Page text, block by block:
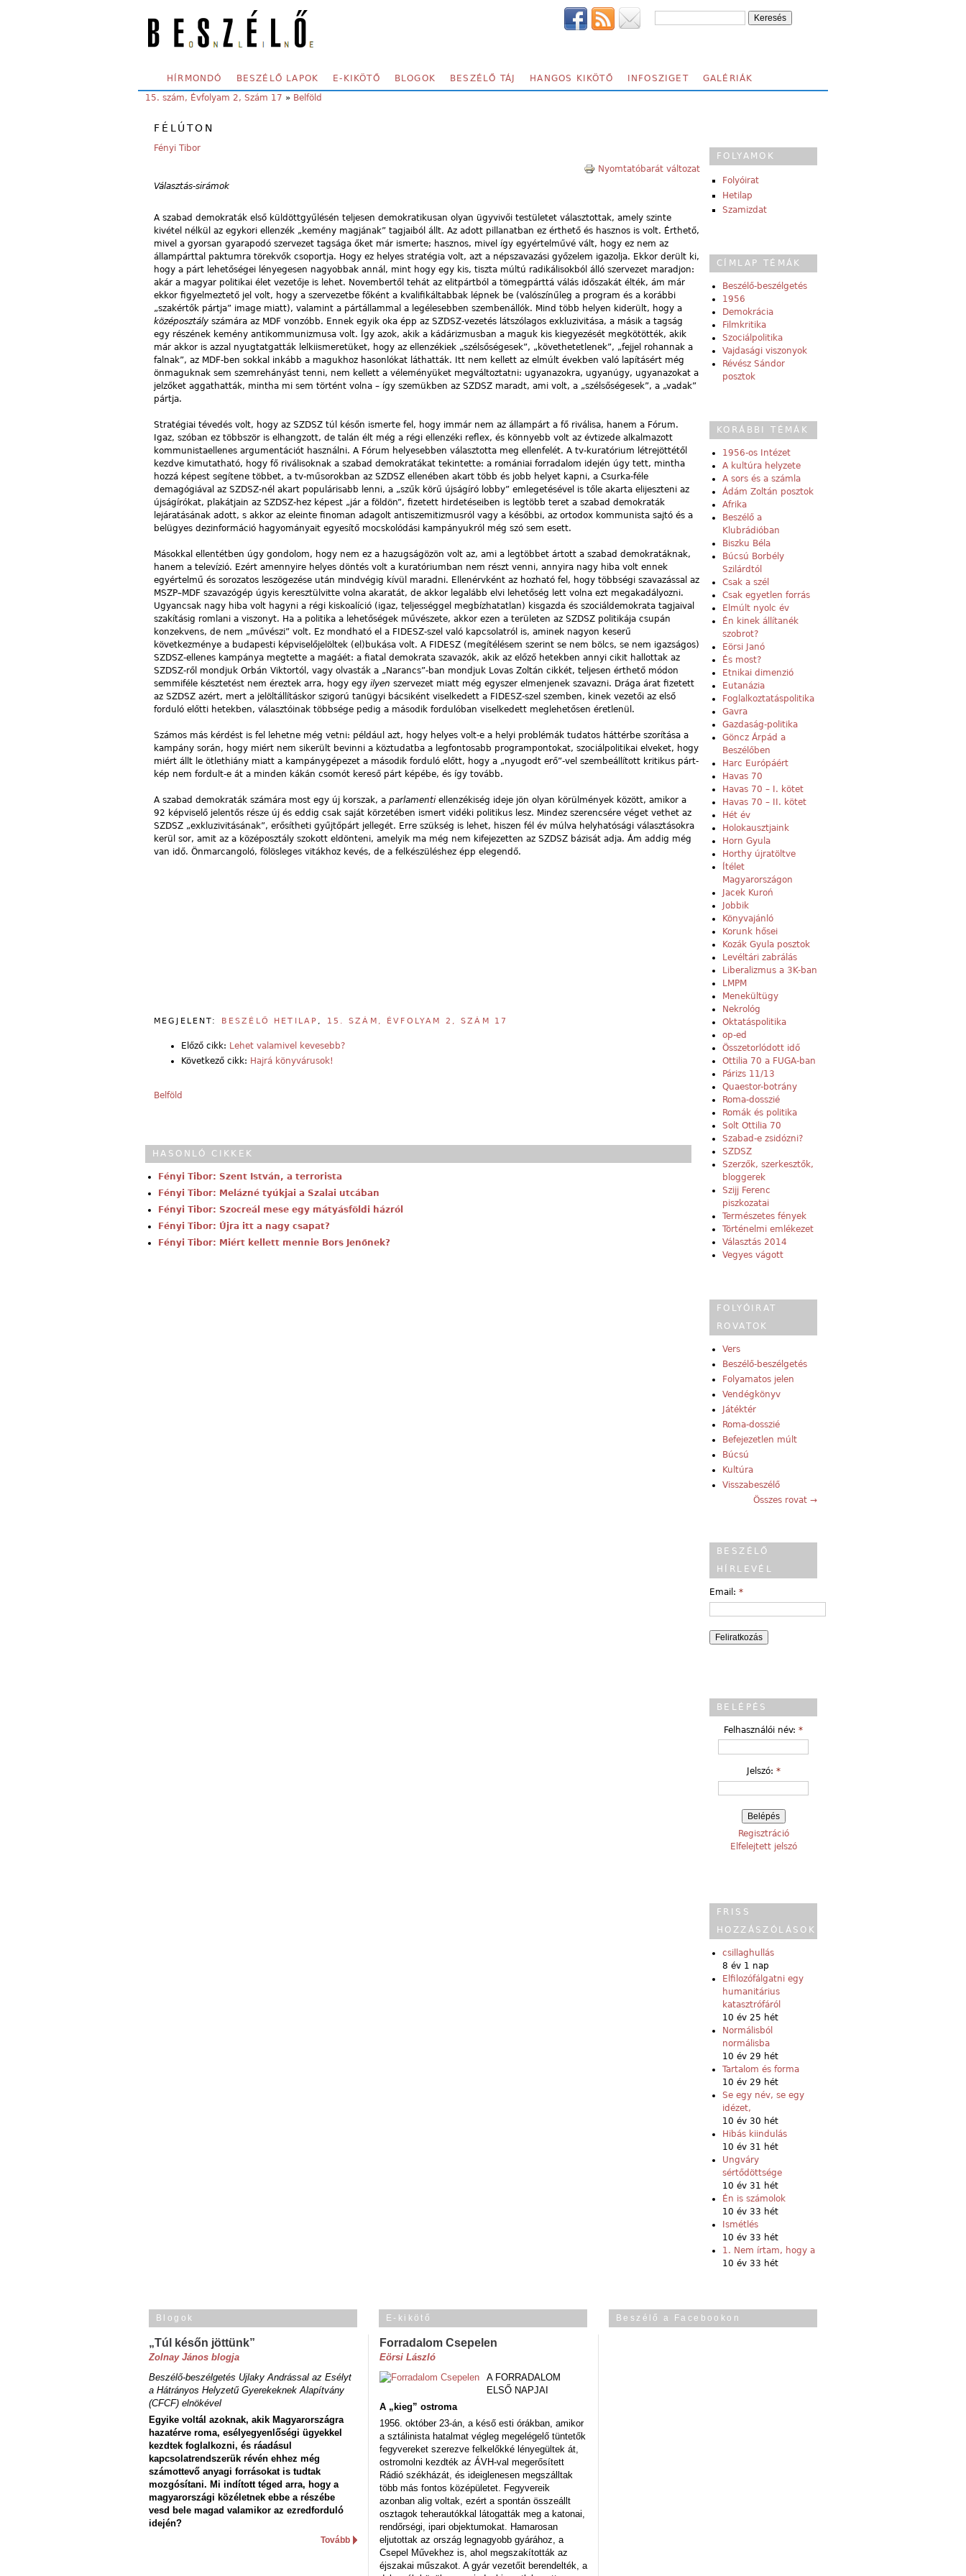
SECONDARY MENU
HÍRMONDÓ BESZÉLŐ LAPOK E-KIKÖTŐ BLOGOK BESZÉLŐ TÁJ HANGOS KIKÖTŐ INFOSZIGET GALÉRIÁK
YOU ARE HERE:
15. szám, Évfolyam 2, Szám 17 » Belföld
FÉLÚTON
Fényi Tibor
Nyomtatóbarát változat
Választás-sirámok
A szabad demokraták első küldöttgyűlésén teljesen demokratikusan olyan ügyvivői testületet választottak, amely szinte
kivétel nélkül az egykori ellenzék „kemény magjának” tagjaiból állt. Az adott pillanatban ez érthető és hasznos is volt. Érthető,
mivel a gyorsan gyarapodó szervezet tagsága őket már ismerte; hasznos, mivel így egyértelművé vált, hogy ez nem az
állampárttal paktumra törekvők csoportja. Hogy ez helyes stratégia volt, azt a népszavazási győzelem igazolja. Ekkor derült ki,
hogy a párt lehetőségei lényegesen nagyobbak annál, mint hogy egy kis, tiszta múltú radikálisokból álló szervezet maradjon:
akár a magyar politikai élet vezetője is lehet. Novembertől tehát az elitpártból a tömegpárttá válás időszakát élték, ám már
ekkor figyelmeztető jel volt, hogy a szervezetbe főként a kvalifikáltabbak lépnek be (valószínűleg a program és a korábbi
„szakértők pártja” image miatt), valamint a pártállammal a legélesebben szembenállók. Mind több helyen kiderült, hogy a
középosztály számára az MDF vonzóbb. Ennek egyik oka épp az SZDSZ-vezetés látszólagos exkluzivitása, a másik a tagság
egy részének kemény antikommunizmusa volt. Így azok, akik a kádárizmusban a maguk kis kiegyezését megkötötték, akik
már akkor is azzal nyugtatgatták lelkiismeretüket, hogy az ellenzékiek „szélsőségesek”, „követhetetlenek”, „fejjel rohannak a
falnak”, az MDF-ben sokkal inkább a magukhoz hasonlókat láthatták. Itt nem kellett az elmúlt években való lapításért még
önmaguknak sem szemrehányást tenni, nem kellett a véleményüket megváltoztatni: ugyanazokra, ugyanúgy, ugyanazokat a
jelzőket aggathatták, mintha mi sem történt volna – így szemükben az SZDSZ maradt, ami volt, a „szélsőségesek”, a „vadak”
pártja.
Stratégiai tévedés volt, hogy az SZDSZ túl későn ismerte fel, hogy immár nem az állampárt a fő riválisa, hanem a Fórum.
Igaz, szóban ez többször is elhangzott, de talán élt még a régi ellenzéki reflex, és könnyebb volt az évtizede alkalmazott
kommunistaellenes argumentációt használni. A Fórum helyesebben választotta meg ellenfelét. A tv-kuratórium létrejöttétől
kezdve kimutatható, hogy fő riválisoknak a szabad demokratákat tekintette: a romániai forradalom idején úgy tett, mintha
hozzá képest segítene többet, a tv-műsorokban az SZDSZ ellenében akart több és jobb helyet kapni, a Csurka-féle
demagógiával az SZDSZ-nél akart populárisabb lenni, a „szűk körű újságíró lobby” emlegetésével is tőle akarta elijeszteni az
újságírókat, plakátjain az SZDSZ-hez képest „jár a földön”, fizetett hirdetéseiben is legtöbb teret a szabad demokraták
lejáratásának adott, s akkor az eleinte finoman adagolt antiszemitizmusról vagy a későbbi, az ortodox kommunista sajtó és a
belügyes dezinformáció hagyományait egyesítő mocskolódási kampányukról még szó sem esett.
Másokkal ellentétben úgy gondolom, hogy nem ez a hazugságözön volt az, ami a legtöbbet ártott a szabad demokratáknak,
hanem a televízió. Ezért amennyire helyes döntés volt a kuratóriumban nem részt venni, annyira nagy hiba volt ennek
egyértelmű és sorozatos leszögezése után mindvégig kívül maradni. Ellenérvként az hozható fel, hogy többségi szavazással az
MSZP–MDF szavazógép úgyis keresztülvitte volna akaratát, de akkor legalább elvi lehetőség lett volna ezt megakadályozni.
Ugyancsak nagy hiba volt hagyni a régi kiskoalíció (igaz, teljességgel megbízhatatlan) kisgazda és szociáldemokrata tagjaival
szakításig romlani a viszonyt. Ha a politika a lehetőségek művészete, akkor ezen a területen az SZDSZ politikája csupán
konzekvens, de nem „művészi” volt. Ez mondható el a FIDESZ-szel való kapcsolatról is, aminek nagyon keserű
következménye a budapesti képviselőjelöltek (el)bukása volt. A FIDESZ (megítélésem szerint se nem bölcs, se nem igazságos)
SZDSZ-ellenes kampánya megtette a magáét: a fiatal demokrata szavazók, akik az előző hetekben annyi cikit hallottak az
SZDSZ-ről mondjuk Orbán Viktortól, vagy olvasták a „Narancs”-ban mondjuk Lovas Zoltán cikkét, teljesen érthető módon
semmiféle késztetést nem éreztek arra, hogy egy ilyen szervezet miatt még egyszer elmenjenek szavazni. Drága árat fizetett
az SZDSZ azért, mert a jelöltállításkor szigorú tanügyi bácsiként viselkedett a FIDESZ-szel szemben, kinek vezetői az első
forduló előtti hetekben, választóinak többsége pedig a második fordulóban viselkedett meglehetősen éretlenül.
Számos más kérdést is fel lehetne még vetni: például azt, hogy helyes volt-e a helyi problémák tudatos háttérbe szorítása a
kampány során, hogy miért nem sikerült bevinni a köztudatba a legfontosabb programpontokat, szociálpolitikai elveket, hogy
miért állt le ötlethiány miatt a kampánygépezet a második forduló előtt, hogy a „nyugodt erő”-vel szembeállított kritikus párt-
kép nem fordult-e át a minden kákán csomót kereső párt képébe, és így tovább.
A szabad demokraták számára most egy új korszak, a parlamenti ellenzékiség ideje jön olyan körülmények között, amikor a
92 képviselő jelentős része új és eddig csak saját körzetében ismert vidéki politikus lesz. Mindez szerencsére véget vethet az
SZDSZ „exkluzivitásának”, erősítheti gyűjtőpárt jellegét. Erre szükség is lehet, hiszen fél év múlva helyhatósági választásokra
kerül sor, amit az a középosztály szokott eldönteni, amelyik ma még nem kifejezetten az SZDSZ bázisát adja. Ám addig még
van idő. Önmarcangoló, fölösleges vitákhoz kevés, de a felkészüléshez épp elegendő.
MEGJELENT: BESZÉLŐ HETILAP 15. SZÁM, ÉVFOLYAM 2, SZÁM 17
Előző cikk: Lehet valamivel kevesebb?
Következő cikk: Hajrá könyvárusok!
Belföld
HASONLÓ CIKKEK
Fényi Tibor: Szent István, a terrorista
Fényi Tibor: Melázné tyúkjai a Szalai utcában
Fényi Tibor: Szocreál mese egy mátyásföldi házról
Fényi Tibor: Újra itt a nagy csapat?
Fényi Tibor: Miért kellett mennie Bors Jenőnek?
FOLYAMOK
Folyóirat
Hetilap
Szamizdat
CÍMLAP TÉMÁK
Beszélő-beszélgetés
1956
Demokrácia
Filmkritika
Szociálpolitika
Vajdasági viszonyok
Révész Sándor
posztok
KORÁBBI TÉMÁK
1956-os Intézet
A kultúra helyzete
A sors és a számla
Ádám Zoltán posztok
Afrika
Beszélő a
Klubrádióban
Biszku Béla
Búcsú Borbély
Szilárdtól
Csak a szél
Csak egyetlen forrás
Elmúlt nyolc év
Én kinek állítanék
szobrot?
Eörsi Janó
És most?
Etnikai dimenzió
Eutanázia
Foglalkoztatáspolitika
Gavra
Gazdaság-politika
Göncz Árpád a
Beszélőben
Harc Európáért
Havas 70
Havas 70 – I. kötet
Havas 70 – II. kötet
Hét év
Holokausztjaink
Horn Gyula
Horthy újratöltve
Ítélet
Magyarországon
Jacek Kuroń
Jobbik
Könyvajánló
Korunk hősei
Kozák Gyula posztok
Levéltári zabrálás
Liberalizmus a 3K-ban
LMPM
Menekültügy
Nekrológ
Oktatáspolitika
op-ed
Összetorlódott idő
Ottilia 70 a FUGA-ban
Párizs 11/13
Quaestor-botrány
Roma-dosszié
Romák és politika
Solt Ottilia 70
Szabad-e zsidózni?
SZDSZ
Szerzők, szerkesztők,
bloggerek
Szijj Ferenc
piszkozatai
Természetes fények
Történelmi emlékezet
Választás 2014
Vegyes vágott
FOLYÓIRAT
ROVATOK
Vers
Beszélő-beszélgetés
Folyamatos jelen
Vendégkönyv
Játéktér
Roma-dosszié
Befejezetlen múlt
Búcsú
Kultúra
Visszabeszélő
Összes rovat →
BESZÉLŐ
HÍRLEVÉL
Email: *
BELÉPÉS
Felhasználói név: *
Jelszó: *
Regisztráció
Elfelejtett jelszó
FRISS
HOZZÁSZÓLÁSOK
csillaghullás
8 év 1 nap
Elfilozófálgatni egy
humanitárius
katasztrófáról
10 év 25 hét
Normálisból
normálisba
10 év 29 hét
Tartalom és forma
10 év 29 hét
Se egy név, se egy
idézet,
10 év 30 hét
Hibás kiindulás
10 év 31 hét
Ungváry
sértődöttsége
10 év 31 hét
Én is számolok
10 év 33 hét
Ismétlés
10 év 33 hét
1. Nem írtam, hogy a
10 év 33 hét
Blogok
„Túl későn jöttünk”
Zolnay János blogja
Beszélő-beszélgetés Ujlaky Andrással az Esélyt
a Hátrányos Helyzetű Gyerekeknek Alapítvány
(CFCF) elnökével
Egyike voltál azoknak, akik Magyarországra
hazatérve roma, esélyegyenlőségi ügyekkel
kezdtek foglalkozni, és ráadásul
kapcsolatrendszerük révén ehhez még
számottevő anyagi forrásokat is tudtak
mozgósítani. Mi indított téged arra, hogy a
magyarországi közéletnek ebbe a részébe
vesd bele magad valamikor az ezredforduló
idején?
Tovább
E-kikötő
Forradalom Csepelen
Eörsi László
A FORRADALOM
ELSŐ NAPJAI
A „kieg” ostroma
1956. október 23-án, a késő esti órákban, amikor
a sztálinista hatalmat végleg megelégelő tüntetők
fegyvereket szerezve felkelőkké lényegültek át,
ostromolni kezdték az ÁVH-val megerősített
Rádió székházát, és ideiglenesen megszálltak
több más fontos középületet. Fegyvereik
azonban alig voltak, ezért a spontán összeállt
osztagok teherautókkal látogatták meg a katonai,
rendőrségi, ipari objektumokat. Hamarosan
eljutottak az ország legnagyobb gyárához, a
Csepel Művekhez is, ahol megszakították az
éjszakai műszakot. A gyár vezetőit berendelték, a
Beszélő a Facebookon